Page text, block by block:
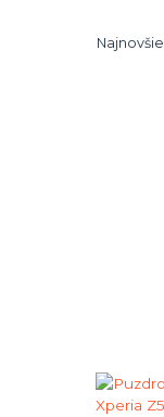
Najnovšie